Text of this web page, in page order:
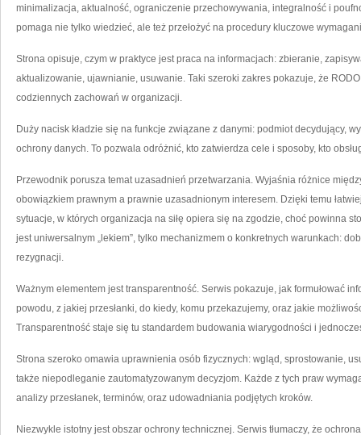
minimalizacja, aktualność, ograniczenie przechowywania, integralność i
pomaga nie tylko wiedzieć, ale też przełożyć na procedury kluczowe
Strona opisuje, czym w praktyce jest praca na informacjach: zbieranie,
aktualizowanie, ujawnianie, usuwanie. Taki szeroki zakres pokazuje, że
codziennych zachowań w organizacji.
Duży nacisk kładzie się na funkcje związane z danymi: podmiot decydujący,
ochrony danych. To pozwala odróżnić, kto zatwierdza cele i sposoby, kto
Przewodnik porusza temat uzasadnień przetwarzania. Wyjaśnia różnice
obowiązkiem prawnym a prawnie uzasadnionym interesem. Dzięki temu
sytuacje, w których organizacja na siłę opiera się na zgodzie, choć powinna
jest uniwersalnym „lekiem”, tylko mechanizmem o konkretnych warunkach:
rezygnacji.
Ważnym elementem jest transparentność. Serwis pokazuje, jak formułować
powodu, z jakiej przesłanki, do kiedy, komu przekazujemy, oraz jakie
Transparentność staje się tu standardem budowania wiarygodności i
Strona szeroko omawia uprawnienia osób fizycznych: wgląd, sprostowanie,
także niepodleganie zautomatyzowanym decyzjom. Każde z tych praw
analizy przesłanek, terminów, oraz udowadniania podjętych kroków.
Niezwykle istotny jest obszar ochrony technicznej. Serwis tłumaczy, że